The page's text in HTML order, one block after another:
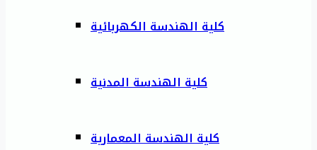
كلية الهندسة الكهربائية
كلية الهندسة المدنية
كلية الهندسة المعمارية